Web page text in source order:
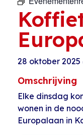
28 oktober 2025
Omschrijving
Elke dinsdag
wonen in de
Europalaan in